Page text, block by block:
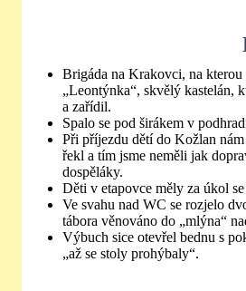
Brigáda na Krakovci, na kterou
„Leontýnka“, skvělý kastelán,
a zařídil.
Spalo se pod širákem v
Při příjezdu dětí do Kožlan
řekl a tím jsme neměli jak
dospěláky.
Děti v etapovce měly za úkol
Ve svahu nad WC se rozjelo
tábora věnováno do „mlýna“
Výbuch sice otevřel bednu s
„až se stoly prohýbaly“.